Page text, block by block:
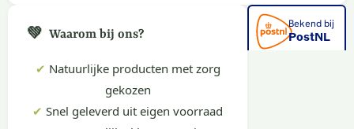
💚 Waarom bij ons?
✔ Natuurlijke producten met zorg
gekozen
✔ Snel geleverd uit eigen voorraad